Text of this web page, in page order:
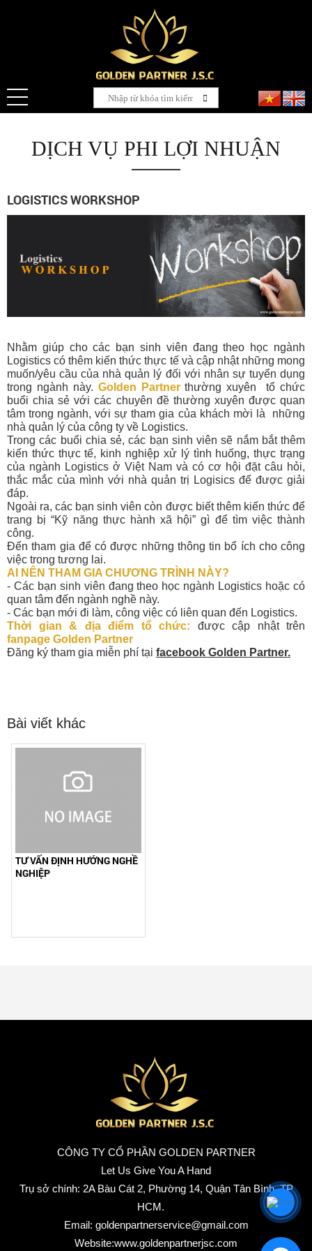
DỊCH VỤ PHI LỢI NHUẬN
LOGISTICS WORKSHOP
Nhằm giúp cho các bạn sinh viên đang theo học ngành
Logistics có thêm kiến thức thực tế và cập nhật những mong
muốn/yêu cầu của nhà quản lý đối với nhân sự tuyển dụng
trong ngành này. Golden Partnerthường xuyên tổ chức
buổi chia sẻ với các chuyên đề thường xuyên được quan
tâm trong ngành, với sự tham gia của khách mời là những
nhà quản lý của công ty về Logistics.
Trong các buổi chia sẻ, các bạn sinh viên sẽ nắm bắt thêm
kiến thức thực tế, kinh nghiệp xử lý tình huống, thực trạng
của ngành Logistics ở Việt Nam và có cơ hội đặt câu hỏi,
thắc mắc của mình với nhà quản trị Logisics để được giải
đáp.
Ngoài ra, các bạn sinh viên còn được biết thêm kiến thức để
trang bị “Kỹ năng thực hành xã hội” gì để tìm việc thành
công.
Đến tham gia để có được những thông tin bổ ích cho công
việc trong tương lai.
AI NÊN THAM GIA CHƯƠNG TRÌNH NÀY?
- Các bạn sinh viên đang theo học ngành Logistics hoặc có
quan tâm đến ngành nghề này.
- Các bạn mới đi làm, công việc có liên quan đến Logistics.
Thời gian & địa điểm tổ chức: được cập nhật trên
fanpage Golden Partner
Đăng ký tham gia miễn phí tại facebook Golden Partner.
Bài viết khác
TƯ VẤN ĐỊNH HƯỚNG NGHỀ
NGHIỆP
CÔNG TY CỔ PHẦN GOLDEN PARTNER
Let Us Give You A Hand
Trụ sở chính: 2A Bàu Cát 2, Phường 14, Quận Tân Bình, TP
HCM.
Email: goldenpartnerservice@gmail.com
Website:www.goldenpartnerjsc.com